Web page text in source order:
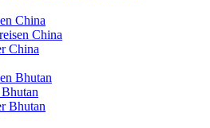
China
China
China
Bhutan
Bhutan